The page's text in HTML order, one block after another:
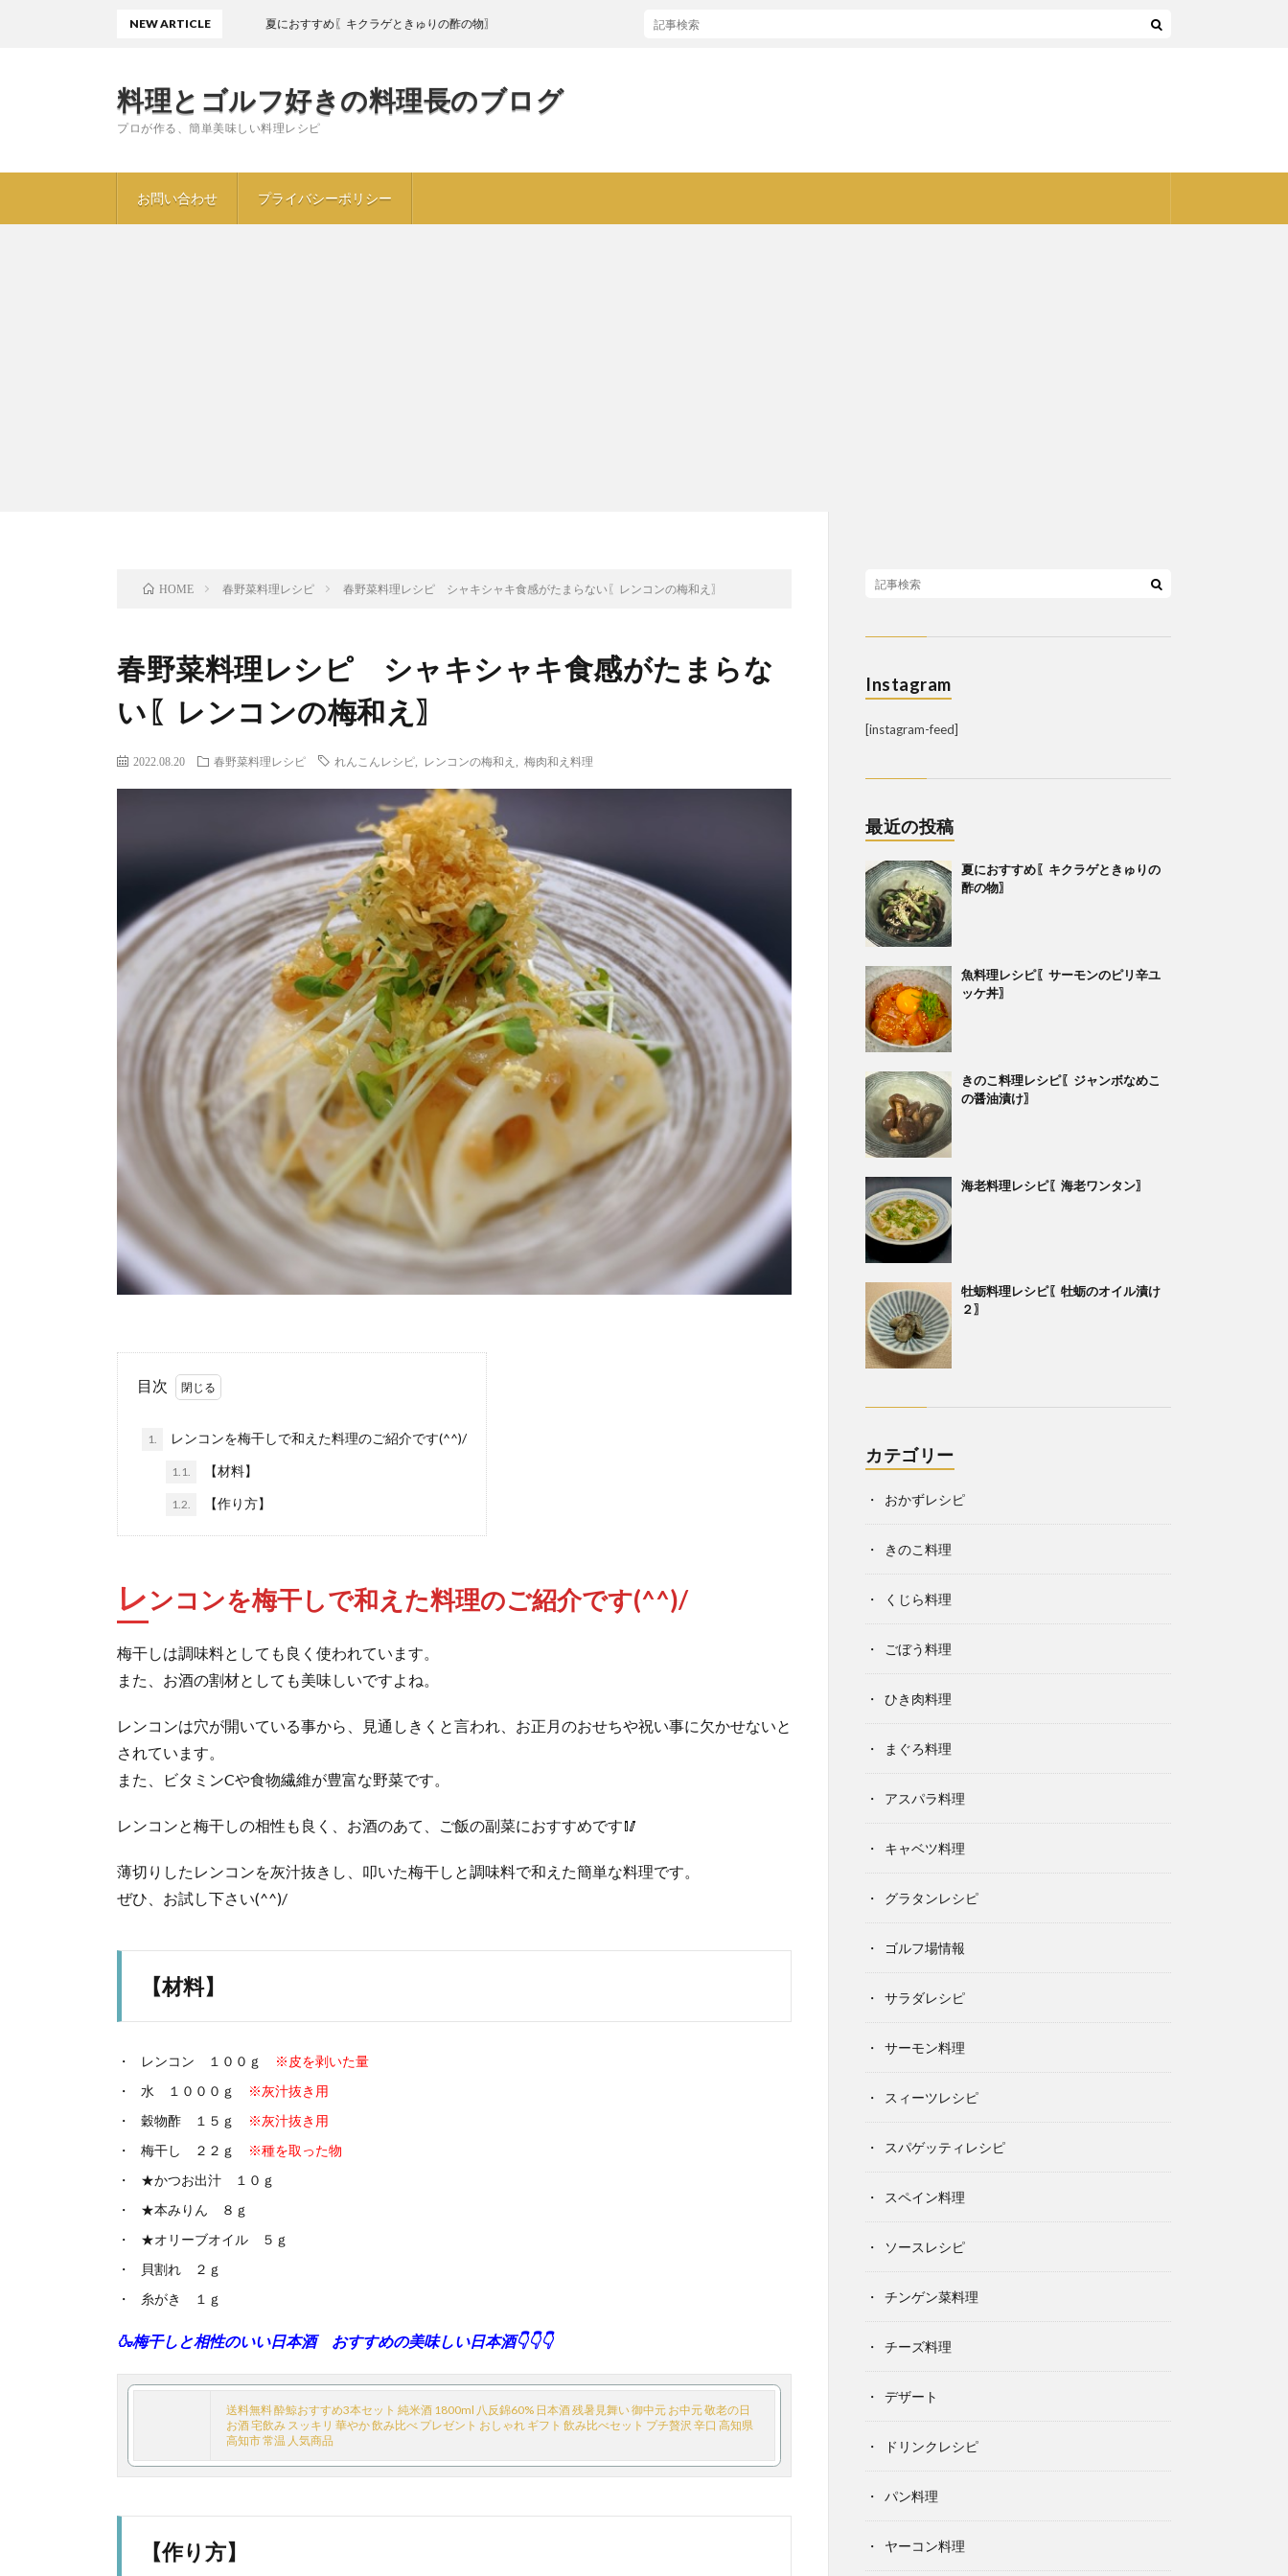
料理とゴルフ好きの料理長のブログ
プロが作る、簡単美味しい料理レシピ
お問い合わせ プライバシーポリシー
NEW ARTICLE夏におすすめ〖キクラゲときゅりの酢の物〗
HOME 春野菜料理レシピ 春野菜料理レシピ シャキシャキ食感がたまらない〖レンコンの梅和え〗
春野菜料理レシピ シャキシャキ食感がたまらな
い〖レンコンの梅和え〗
2022.08.20 春野菜料理レシピ れんこんレシピ レンコンの梅和え 梅肉和え料理
目次
1. レンコンを梅干しで和えた料理のご紹介です(^^)/
1.1. 【材料】
1.2. 【作り方】
レンコンを梅干しで和えた料理のご紹介です(^^)/
梅干しは調味料としても良く使われています。
また、お酒の割材としても美味しいですよね。
レンコンは穴が開いている事から、見通しきくと言われ、お正月のおせちや祝い事に欠かせないと
されています。
また、ビタミンCや食物繊維が豊富な野菜です。
レンコンと梅干しの相性も良く、お酒のあて、ご飯の副菜におすすめです🥢
薄切りしたレンコンを灰汁抜きし、叩いた梅干しと調味料で和えた簡単な料理です。
ぜひ、お試し下さい(^^)/
【材料】
レンコン １００ｇ
※皮を剥いた量
水 １０００ｇ
※灰汁抜き用
穀物酢 １５ｇ
※灰汁抜き用
梅干し ２２ｇ
※種を取った物
★かつお出汁 １０ｇ
★本みりん ８ｇ
★オリーブオイル ５ｇ
貝割れ ２ｇ
糸がき １ｇ
🍶梅干しと相性のいい日本酒 おすすめの美味しい日本酒👇👇👇
送料無料 酔鯨おすすめ3本セット 純米酒 1800ml 八反錦60% 日本酒 残暑見舞い 御中元 お中元 敬老の日
お酒 宅飲み スッキリ 華やか 飲み比べ プレゼント おしゃれ ギフト 飲み比べセット プチ贅沢 辛口 高知県
高知市 常温 人気商品
【作り方】
Instagram
[instagram-feed]
最近の投稿
夏におすすめ〖キクラゲときゅりの
酢の物〗
魚料理レシピ〖サーモンのピリ辛ユ
ッケ丼〗
きのこ料理レシピ〖ジャンボなめこ
の醤油漬け〗
海老料理レシピ〖海老ワンタン〗
牡蛎料理レシピ〖牡蛎のオイル漬け
２〗
カテゴリー
おかずレシピ
きのこ料理
くじら料理
ごぼう料理
ひき肉料理
まぐろ料理
アスパラ料理
キャベツ料理
グラタンレシピ
ゴルフ場情報
サラダレシピ
サーモン料理
スィーツレシピ
スパゲッティレシピ
スペイン料理
ソースレシピ
チンゲン菜料理
チーズ料理
デザート
ドリンクレシピ
パン料理
ヤーコン料理